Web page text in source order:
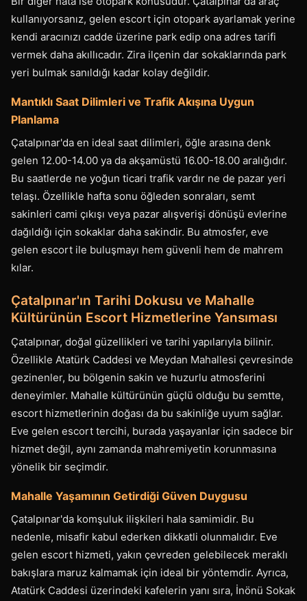
kullanıyorsanız, gelen escort için otopark ayarlamak yerine
kendi aracınızı cadde üzerine park edip ona adres tarifi
vermek daha akıllıcadır. Zira ilçenin dar sokaklarında park
yeri bulmak sanıldığı kadar kolay değildir.
Mantıklı Saat Dilimleri ve Trafik Akışına Uygun
Planlama
Çatalpınar'da en ideal saat dilimleri, öğle arasına denk
gelen 12.00-14.00 ya da akşamüstü 16.00-18.00 aralığıdır.
Bu saatlerde ne yoğun ticari trafik vardır ne de pazar yeri
telaşı. Özellikle hafta sonu öğleden sonraları, semt
sakinleri cami çıkışı veya pazar alışverişi dönüşü evlerine
dağıldığı için sokaklar daha sakindir. Bu atmosfer, eve
gelen escort ile buluşmayı hem güvenli hem de mahrem
kılar.
Çatalpınar'ın Tarihi Dokusu ve Mahalle
Kültürünün Escort Hizmetlerine Yansıması
Çatalpınar, doğal güzellikleri ve tarihi yapılarıyla bilinir.
Özellikle Atatürk Caddesi ve Meydan Mahallesi çevresinde
gezinenler, bu bölgenin sakin ve huzurlu atmosferini
deneyimler. Mahalle kültürünün güçlü olduğu bu semtte,
escort hizmetlerinin doğası da bu sakinliğe uyum sağlar.
Eve gelen escort tercihi, burada yaşayanlar için sadece bir
hizmet değil, aynı zamanda mahremiyetin korunmasına
yönelik bir seçimdir.
Mahalle Yaşamının Getirdiği Güven Duygusu
Çatalpınar'da komşuluk ilişkileri hala samimidir. Bu
nedenle, misafir kabul ederken dikkatli olunmalıdır. Eve
gelen escort hizmeti, yakın çevreden gelebilecek meraklı
bakışlara maruz kalmamak için ideal bir yöntemdir. Ayrıca,
Atatürk Caddesi üzerindeki kafelerin yanı sıra, İnönü Sokak